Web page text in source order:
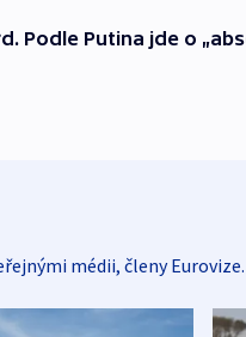
Podle Putina jde o
médii, členy Eurovize.